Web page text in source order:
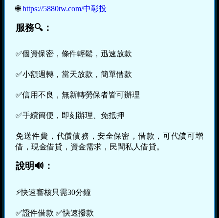
🌐https://5880tw.com/中彰投
服務🔍：
✅個資保密，條件輕鬆，迅速放款
✅小額週轉，當天放款，簡單借款
✅信用不良，無新轉勞保者皆可辦理
✅手續簡便，即刻辦理、免抵押
免送件費，代償債務，安全保密，借款，可代償可增
借，現金借貸，資金需求，民間私人借貸。
說明🔊：
⚡️快速審核只需30分鐘
✅證件借款 ✅快速撥款